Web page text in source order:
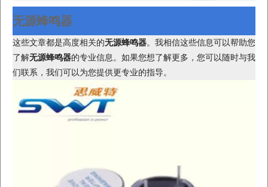
无源蜂鸣器
这些文章都是高度相关的无源蜂鸣器。我相信这些信息可以帮助您
了解无源蜂鸣器的专业信息。如果您想了解更多，您可以随时与我
们联系，我们可以为您提供更专业的指导。